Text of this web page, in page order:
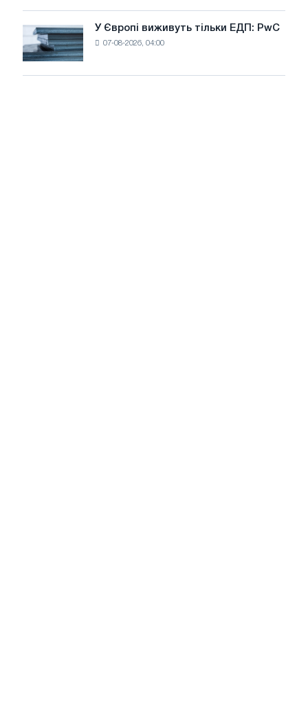
трамвайних
колій
Москви
і
Європі
виживуть
тільки
У Європі виживуть тільки ЕДП: PwC
07-08-2026, 04:00